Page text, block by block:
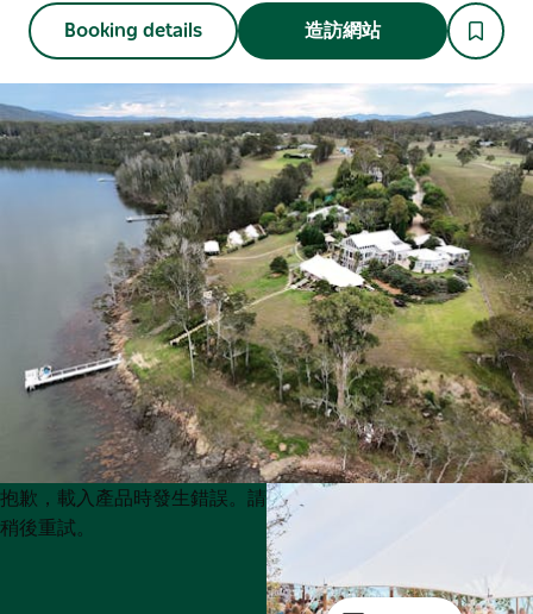
Booking details 造訪網站
Product
List
Product
List
抱歉，載入產品時發生錯誤。請
稍後重試。